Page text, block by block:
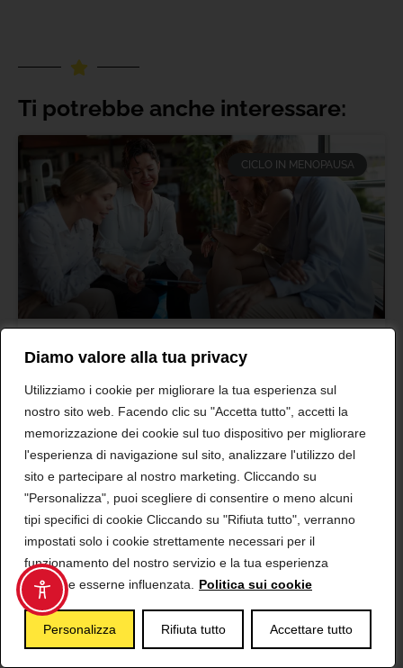
Diamo valore alla tua privacy
Utilizziamo i cookie per migliorare la tua esperienza sul
nostro sito web. Facendo clic su "Accetta tutto", accetti la
memorizzazione dei cookie sul tuo dispositivo per migliorare
l'esperienza di navigazione sul sito, analizzare l'utilizzo del
sito e partecipare al nostro marketing. Cliccando su
"Personalizza", puoi scegliere di consentire o meno alcuni
tipi specifici di cookie Cliccando su "Rifiuta tutto", verranno
impostati solo i cookie strettamente necessari per il
funzionamento del nostro servizio e la tua esperienza
potrebbe esserne influenzata.
Politica sui cookie
Personalizza Rifiuta tutto Accettare tutto
Ti potrebbe anche interessare:
CICLO IN MENOPAUSA
Ciclo irregolare in
perimenopausa? I dati
per capire cosa accade
alle donne
Ciclo irregolare dopo i 45? Non sei sola: i dati di
51mila cicli raccontano cosa succede davvero alle
altre donne in perimenopausa.